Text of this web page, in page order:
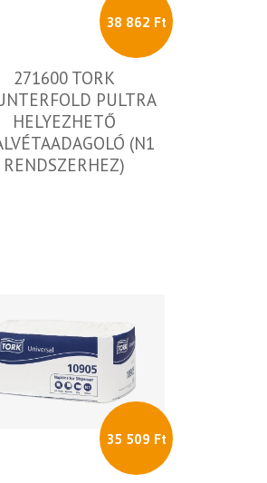
38 862 Ft
271600 TORK
PULTRA
HELYEZHETŐ
(N1
RENDSZERHEZ)
35 509 Ft